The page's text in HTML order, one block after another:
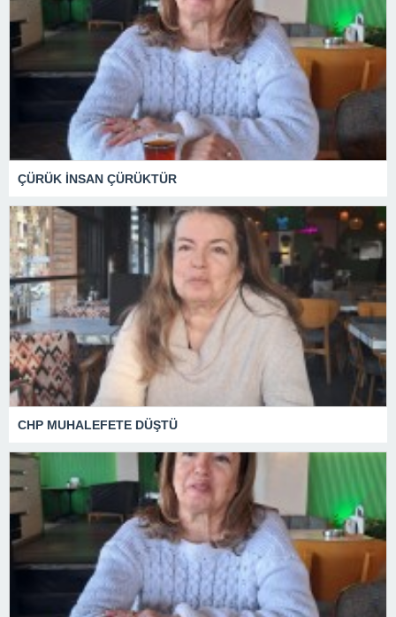
ÇÜRÜK İNSAN ÇÜRÜKTÜR
CHP MUHALEFETE DÜŞTÜ